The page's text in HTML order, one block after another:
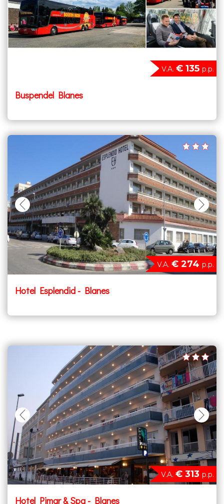
V.A. € 135 p.p.
Buspendel Blanes
V.A. € 274 p.p.
Hotel Esplendid - Blanes
V.A. € 313 p.p.
Hotel Pimar & Spa - Blanes